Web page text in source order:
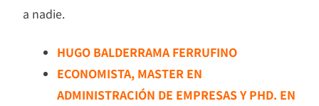
a nadie.
HUGO BALDERRAMA FERRUFINO
ECONOMISTA, MASTER EN
ADMINISTRACIÓN DE EMPRESAS Y PHD. EN